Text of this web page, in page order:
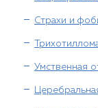
Страхи и
Умственная